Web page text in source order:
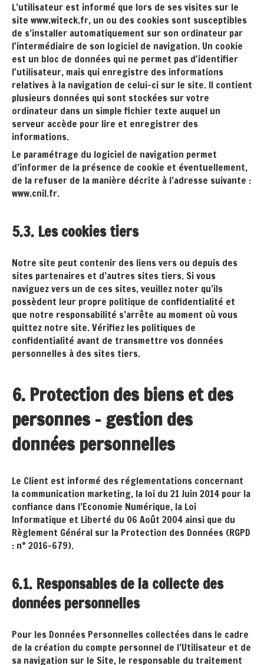
L’utilisateur est informé que lors de ses visites sur le
site www.witeck.fr, un ou des cookies sont susceptibles
de s’installer automatiquement sur son ordinateur par
l'intermédiaire de son logiciel de navigation. Un cookie
est un bloc de données qui ne permet pas d'identifier
l'utilisateur, mais qui enregistre des informations
relatives à la navigation de celui-ci sur le site. Il contient
plusieurs données qui sont stockées sur votre
ordinateur dans un simple fichier texte auquel un
serveur accède pour lire et enregistrer des
informations.
Le paramétrage du logiciel de navigation permet
d’informer de la présence de cookie et éventuellement,
de la refuser de la manière décrite à l’adresse suivante :
www.cnil.fr.
5.3. Les cookies tiers
Notre site peut contenir des liens vers ou depuis des
sites partenaires et d’autres sites tiers. Si vous
naviguez vers un de ces sites, veuillez noter qu’ils
possèdent leur propre politique de confidentialité et
que notre responsabilité s’arrête au moment où vous
quittez notre site. Vérifiez les politiques de
confidentialité avant de transmettre vos données
personnelles à des sites tiers.
6. Protection des biens et des
personnes - gestion des
données personnelles
Le Client est informé des réglementations concernant
la communication marketing, la loi du 21 Juin 2014 pour la
confiance dans l’Economie Numérique, la Loi
Informatique et Liberté du 06 Août 2004 ainsi que du
Règlement Général sur la Protection des Données (RGPD
: n° 2016-679).
6.1. Responsables de la collecte des
données personnelles
Pour les Données Personnelles collectées dans le cadre
de la création du compte personnel de l’Utilisateur et de
sa navigation sur le Site, le responsable du traitement